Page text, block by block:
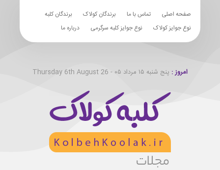
صفحه اصلی تماس با ما برندگان کولاک
برندگان کلبه
نوع جوایز کولاک
نوع جوایز کلبه سرگرمی درباره ما
امروز : پنج شنبه ۱۵ مرداد ۰۵ - Thursday 6th August 26